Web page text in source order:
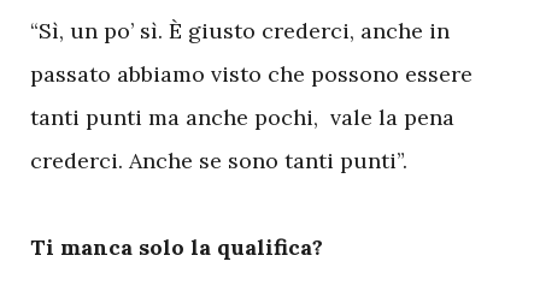
“Sì, un po’ sì. È giusto crederci, anche in
passato abbiamo visto che possono essere
tanti punti ma anche pochi, vale la pena
crederci. Anche se sono tanti punti”.
Ti manca solo la qualifica?